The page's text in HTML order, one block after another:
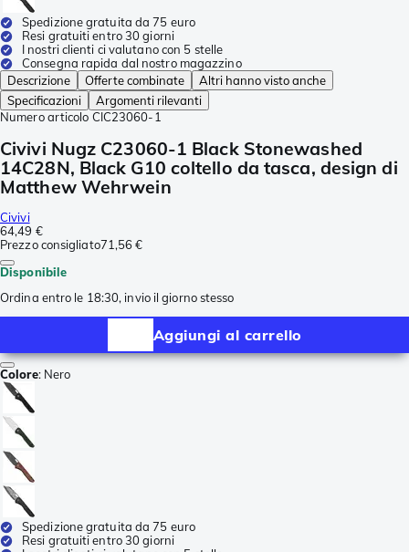
Spedizione gratuita da 75 euro
Resi gratuiti entro 30 giorni
I nostri clienti ci valutano con 5 stelle
Consegna rapida dal nostro magazzino
Descrizione
Offerte combinate
Altri hanno visto anche
Specificazioni
Argomenti rilevanti
Numero articolo CIC23060-1
Civivi Nugz C23060-1 Black Stonewashed
14C28N, Black G10 coltello da tasca, design di
Matthew Wehrwein
Civivi
64,49 €
Prezzo consigliato71,56 €
Disponibile
Ordina entro le 18:30, invio il giorno stesso
Aggiungi al carrello
Colore: Nero
Spedizione gratuita da 75 euro
Resi gratuiti entro 30 giorni